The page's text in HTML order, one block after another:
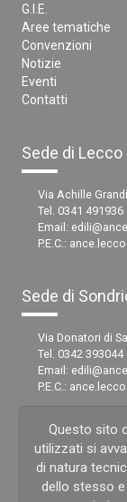
G.I.E.
Aree tematiche
Convenzioni
Notizie
Eventi
Contatti
Sede di Lecco
Via Achille
Tel. 0341 491936
Email:
P.E.C.:
Sede di
Via Donatori di
Tel. 0342 393044
Email:
P.E.C.:
Questo sito
utilizzati si
di natura
dello stesso